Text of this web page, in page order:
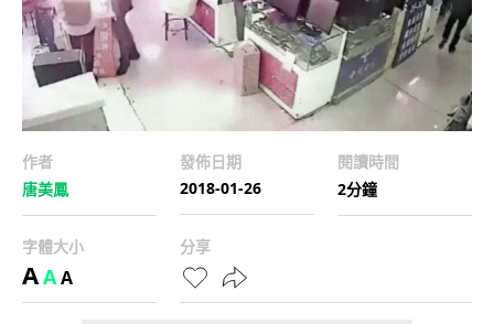
作者
唐美鳳
發佈日期
2018-01-26
閱讀時間
2分鐘
字體大小
AAA
分享